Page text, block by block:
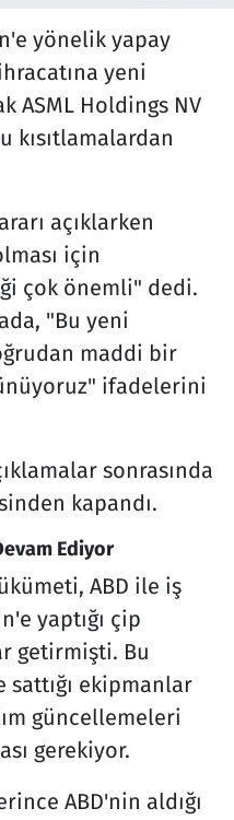
yönelik yapay
yeni
ASML Holdings NV
kısıtlamalardan
açıklarken
için
çok önemli" dedi.
"Bu yeni
maddi bir
ifadelerini
sonrasında
kapandı.
Ediyor
ABD ile iş
yaptığı çip
getirmişti. Bu
sattığı ekipmanlar
güncellemeleri
gerekiyor.
ABD'nin aldığı